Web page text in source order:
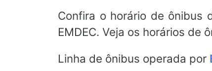
São PauloConfira o horário de ônibus
EMDEC. Veja os horários de
Linha de ônibus operada por